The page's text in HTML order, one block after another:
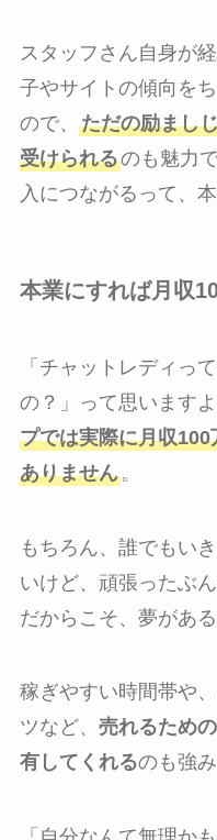
スタッフさん自身が
子やサイトの傾向を
ので、 ただの励まし
受けられるのも魅力
入につながるって、
本業にすれば月収
「チャットレディっ
の？」って思いますよ
プでは実際に月収
ありません。
もちろん、誰でもい
いけど、頑張ったぶ
だからこそ、夢がある
稼ぎやすい時間帯や
ツなど、 売れるため
有してくれるのも強